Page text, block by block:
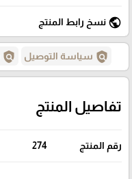
public نسخ رابط المنتج
policy سياسة التوصيل policy
تفاصيل المنتج
رقم المنتج 274